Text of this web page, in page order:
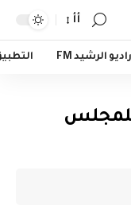
أأ
راديو الرشيد FM